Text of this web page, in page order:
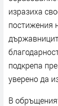
изразиха
постижения
подкрепа
уверено да
В